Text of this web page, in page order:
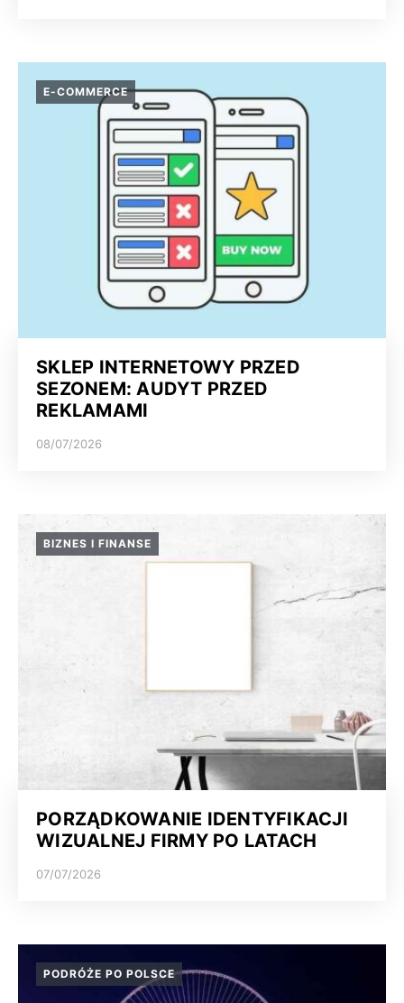
E-COMMERCE
SKLEP INTERNETOWY PRZED
SEZONEM: AUDYT PRZED
REKLAMAMI
08/07/2026
BIZNES I FINANSE
PORZĄDKOWANIE IDENTYFIKACJI
WIZUALNEJ FIRMY PO LATACH
07/07/2026
PODRÓŻE PO POLSCE